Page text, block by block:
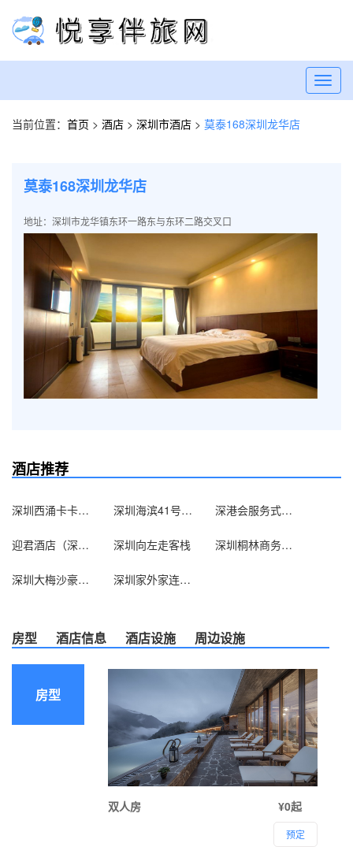
当前位置： 首页 > 酒店 > 深圳市酒店 > 莫泰168深圳龙华店
莫泰168深圳龙华店
地址：深圳市龙华镇东环一路东与东环二路交叉口
酒店推荐
深圳西涌卡卡客栈 深圳海滨41号精品客栈 深港会服务式公寓（深圳新洲嘉州富苑店）
迎君酒店（深圳世界之窗店） 深圳向左走客栈 深圳桐林商务酒店
深圳大梅沙豪派特凌海酒店 深圳家外家连锁酒店
房型 酒店信息 酒店设施 周边设施
房型
双人房 ¥0起
预定